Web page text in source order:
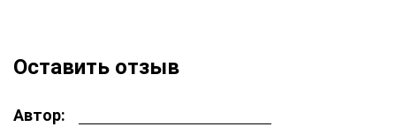
Оставить отзыв
Автор: